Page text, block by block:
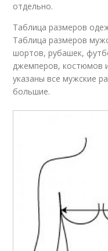
отдельно.
Таблица размеров
Таблица размеров
шортов, рубашек,
джемперов, костюмов
указаны все мужские
большие.